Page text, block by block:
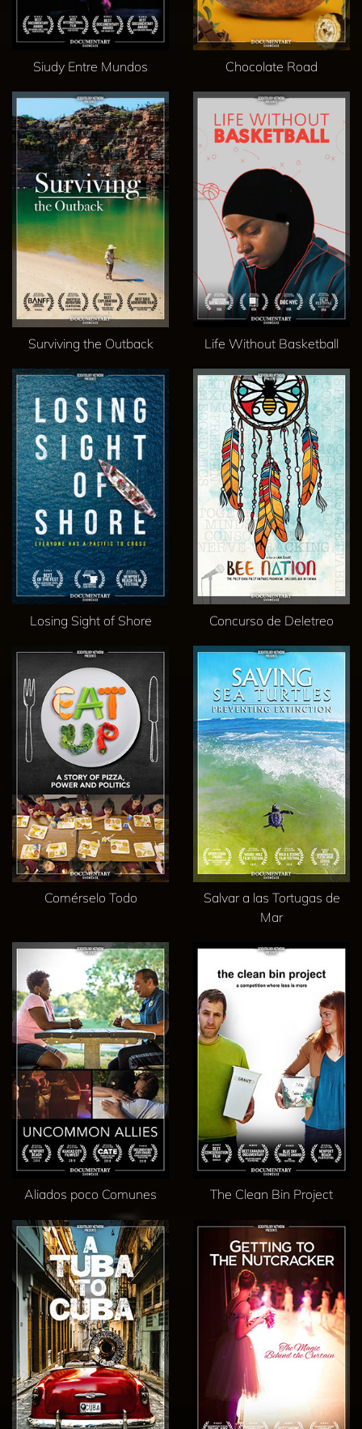
Siudy Entre Mundos Chocolate Road
Surviving the Outback Life Without Basketball
Losing Sight of Shore Concurso de Deletreo
Comérselo Todo
Salvar a las Tortugas de
Mar
Aliados poco Comunes The Clean Bin Project